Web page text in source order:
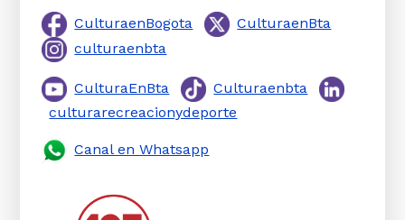
CulturaenBogota
CulturaenBta
culturaenbta
CulturaEnBta
Culturaenbta
culturarecreacionydeporte
Canal en Whatsapp